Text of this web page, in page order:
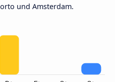
und Amsterdam.